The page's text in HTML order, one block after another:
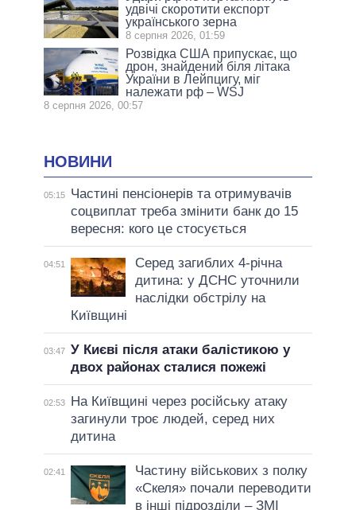
удвічі скоротити експорт
українського зерна
8 серпня 2026, 01:59
Розвідка США припускає, що
дрон, знайдений біля літака
України в Лейпцигу, міг
належати рф – WSJ
8 серпня 2026, 00:57
НОВИНИ
05:15
Частині пенсіонерів та отримувачів
соцвиплат треба змінити банк до 15
вересня: кого це стосується
04:51
Серед загиблих 4-річна
дитина: у ДСНС уточнили
наслідки обстрілу на
Київщині
03:47 У Києві після атаки балістикою у
двох районах сталися пожежі
02:53
На Київщині через російську атаку
загинули троє людей, серед них
дитина
02:41
Частину військових з полку
«Скеля» почали переводити
в інші підрозділи – ЗМІ